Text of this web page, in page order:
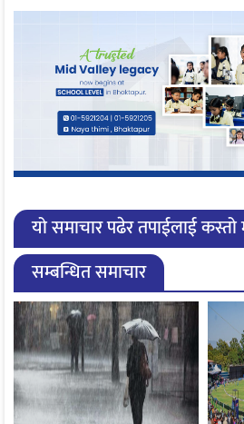
यो समाचार पढेर तपाईलाई
सम्बन्धित समाचार